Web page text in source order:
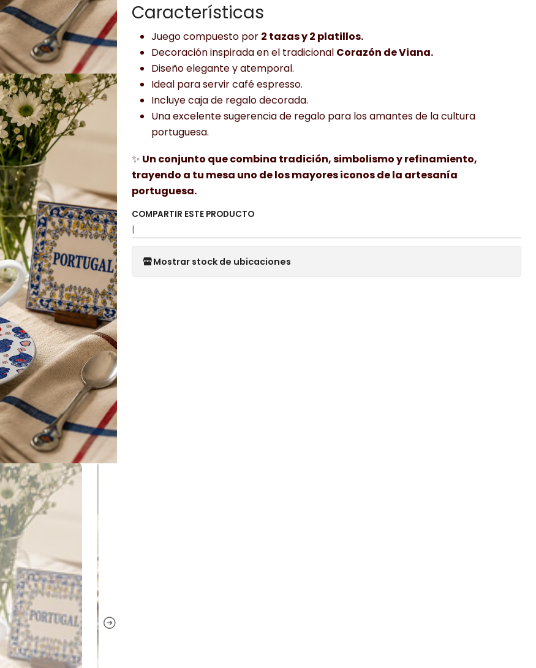
Características
Juego compuesto por 2 tazas y 2 platillos.
Decoración inspirada en el tradicional Corazón de Viana.
Diseño elegante y atemporal.
Ideal para servir café espresso.
Incluye caja de regalo decorada.
Una excelente sugerencia de regalo para los amantes de la cultura
portuguesa.
✨ Un conjunto que combina tradición, simbolismo y refinamiento,
trayendo a tu mesa uno de los mayores iconos de la artesanía
portuguesa.
COMPARTIR ESTE PRODUCTO
|
Mostrar stock de ubicaciones